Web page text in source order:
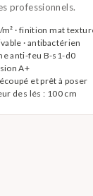
professionnels.
· finition mat
· antibactérien
anti-feu B-s1-d0
A+
et prêt à poser
des lés : 100 cm